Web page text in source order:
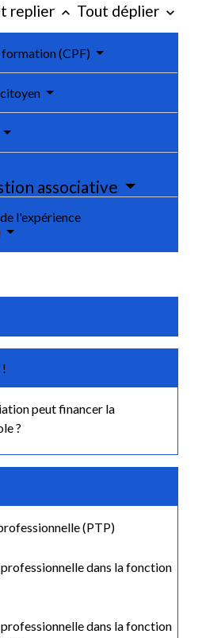
replier keyboard_arrow_up Tout déplier keyboard_arrow_down
(CPF)
associative
l'expérience
!
peut financer la
?
(PTP)
dans la fonction
dans la fonction